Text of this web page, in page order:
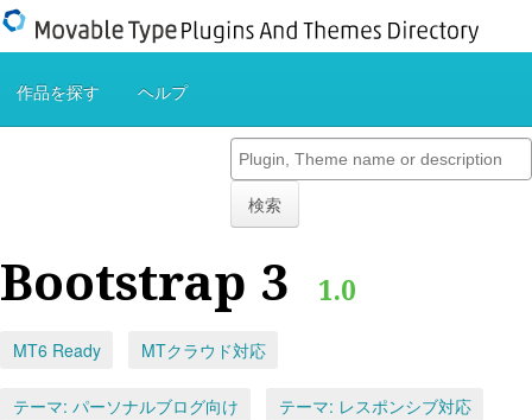
作品を探す ヘルプ
検索
Bootstrap 3 1.0
MT6 Ready MTクラウド対応
テーマ: パーソナルブログ向け テーマ: レスポンシブ対応